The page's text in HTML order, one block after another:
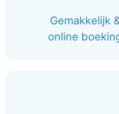
Gemakkelijk
online